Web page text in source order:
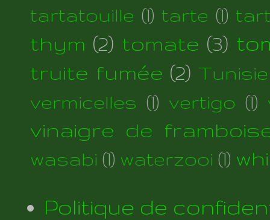
tartatouille (1) tarte (1)
thym (2) tomate (3)
truite fumée (2) Tunisie
vermicelles (1) vertigo (1)
vinaigre de
wasabi (1) waterzooi (1)
Politique de